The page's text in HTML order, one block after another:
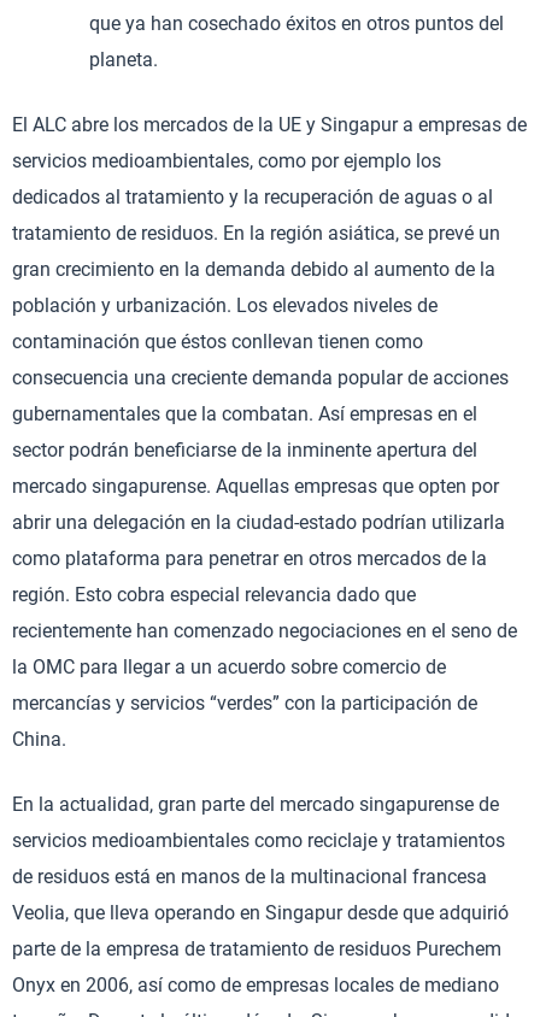
que ya han cosechado éxitos en otros puntos del
planeta.
El ALC abre los mercados de la UE y Singapur a empresas de
servicios medioambientales, como por ejemplo los
dedicados al tratamiento y la recuperación de aguas o al
tratamiento de residuos. En la región asiática, se prevé un
gran crecimiento en la demanda debido al aumento de la
población y urbanización. Los elevados niveles de
contaminación que éstos conllevan tienen como
consecuencia una creciente demanda popular de acciones
gubernamentales que la combatan. Así empresas en el
sector podrán beneficiarse de la inminente apertura del
mercado singapurense. Aquellas empresas que opten por
abrir una delegación en la ciudad-estado podrían utilizarla
como plataforma para penetrar en otros mercados de la
región. Esto cobra especial relevancia dado que
recientemente han comenzado negociaciones en el seno de
la OMC para llegar a un acuerdo sobre comercio de
mercancías y servicios “verdes” con la participación de
China.
En la actualidad, gran parte del mercado singapurense de
servicios medioambientales como reciclaje y tratamientos
de residuos está en manos de la multinacional francesa
Veolia, que lleva operando en Singapur desde que adquirió
parte de la empresa de tratamiento de residuos Purechem
Onyx en 2006, así como de empresas locales de mediano